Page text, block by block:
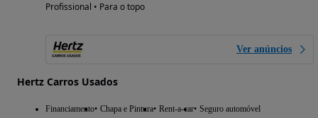
Profissional • Para o topo
Ver anúncios
Hertz Carros Usados
Financiamento Chapa e Pintura Rent-a-car Seguro automóvel